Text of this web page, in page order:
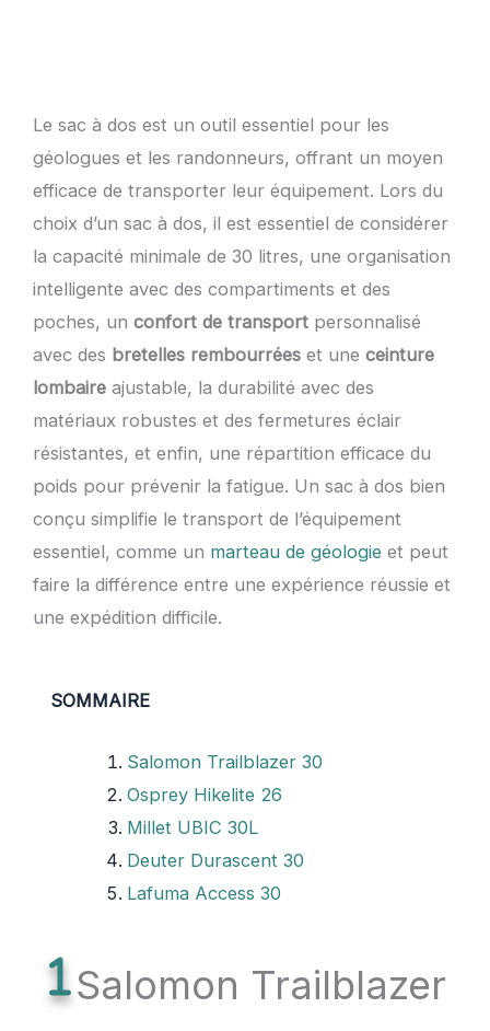
Le sac à dos est un outil essentiel pour les
géologues et les randonneurs, offrant un moyen
efficace de transporter leur équipement. Lors du
choix d’un sac à dos, il est essentiel de considérer
la capacité minimale de 30 litres, une organisation
intelligente avec des compartiments et des
poches, un confort de transport personnalisé
avec des bretelles rembourrées et une ceinture
lombaire ajustable, la durabilité avec des
matériaux robustes et des fermetures éclair
résistantes, et enfin, une répartition efficace du
poids pour prévenir la fatigue. Un sac à dos bien
conçu simplifie le transport de l’équipement
essentiel, comme un marteau de géologie et peut
faire la différence entre une expérience réussie et
une expédition difficile.
SOMMAIRE
Salomon Trailblazer 30
Osprey Hikelite 26
Millet UBIC 30L
Deuter Durascent 30
Lafuma Access 30
Salomon Trailblazer